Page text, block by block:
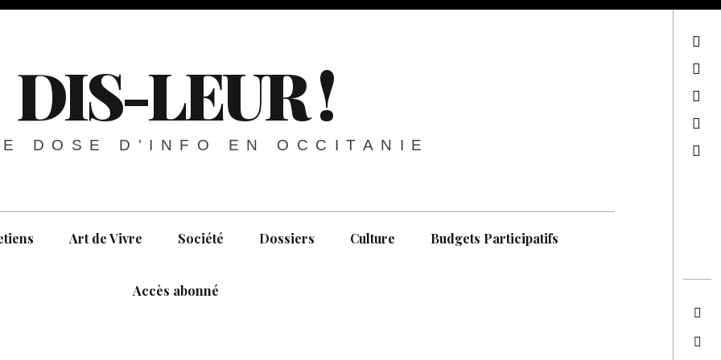
DIS-LEUR !
DOSE D'INFO EN OCCITANIE
Art de Vivre Société Dossiers Culture Budgets Participatifs
Accès abonné